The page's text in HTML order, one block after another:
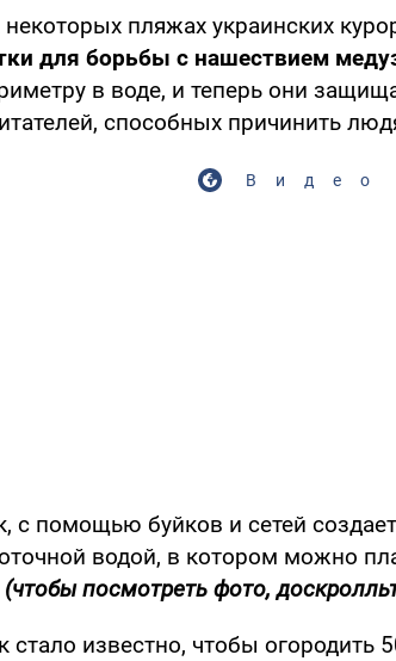
пляжах украинских
для борьбы с нашествием
в воде, и теперь они
способных причинить
Видео
с помощью буйков и сетей
водой, в котором можно
(чтобы посмотреть фото,
стало известно, чтобы огородить